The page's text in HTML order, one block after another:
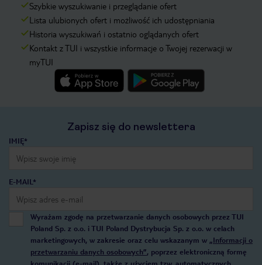
Szybkie wyszukiwanie i przeglądanie ofert
Lista ulubionych ofert i możliwość ich udostępniania
Historia wyszukiwań i ostatnio oglądanych ofert
Kontakt z TUI i wszystkie informacje o Twojej rezerwacji w
myTUI
Zapisz się do newslettera
IMIĘ*
E-MAIL*
Wyrażam zgodę na przetwarzanie danych osobowych przez TUI
Poland Sp. z o.o. i TUI Poland Dystrybucja Sp. z o.o. w celach
marketingowych, w zakresie oraz celu wskazanym w „Informacji o
przetwarzaniu danych osobowych”, poprzez elektroniczną formę